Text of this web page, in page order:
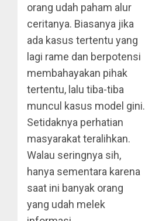
orang udah paham alur
ceritanya. Biasanya jika
ada kasus tertentu yang
lagi rame dan berpotensi
membahayakan pihak
tertentu, lalu tiba-tiba
muncul kasus model gini.
Setidaknya perhatian
masyarakat teralihkan.
Walau seringnya sih,
hanya sementara karena
saat ini banyak orang
yang udah melek